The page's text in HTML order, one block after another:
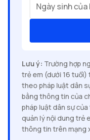
Ngày sinh của
Lưu ý: Trường hợp
trẻ em (dưới 16 tuổi)
theo pháp luật dân
bằng thông tin của
pháp luật dân sự
quản lý nội dung trẻ
thông tin trên mạng